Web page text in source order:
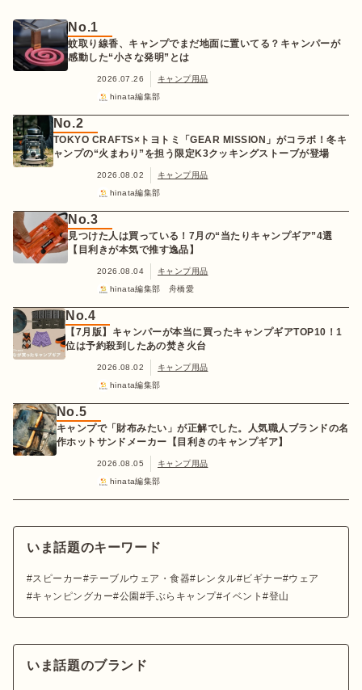
No.1
蚊取り線香、キャンプでまだ地面に置いてる？キャンパーが
感動した“小さな発明”とは
2026.07.26
キャンプ用品
hinata編集部
No.2
TOKYO CRAFTS×トヨトミ「GEAR MISSION」がコラボ！冬キ
ャンプの“火まわり”を担う限定K3クッキングストーブが登場
2026.08.02
キャンプ用品
hinata編集部
No.3
見つけた人は買っている！7月の“当たりキャンプギア”4選
【目利きが本気で推す逸品】
2026.08.04
キャンプ用品
hinata編集部 舟橋愛
No.4
【7月版】キャンパーが本当に買ったキャンプギアTOP10！1
位は予約殺到したあの焚き火台
2026.08.02
キャンプ用品
hinata編集部
No.5
キャンプで「財布みたい」が正解でした。人気職人ブランドの名
作ホットサンドメーカー【目利きのキャンプギア】
2026.08.05
キャンプ用品
hinata編集部
いま話題のキーワード
スピーカー テーブルウェア・食器 レンタル ビギナー
ウェア
キャンピングカー 公園 手ぶらキャンプ イベント 登山
いま話題のブランド